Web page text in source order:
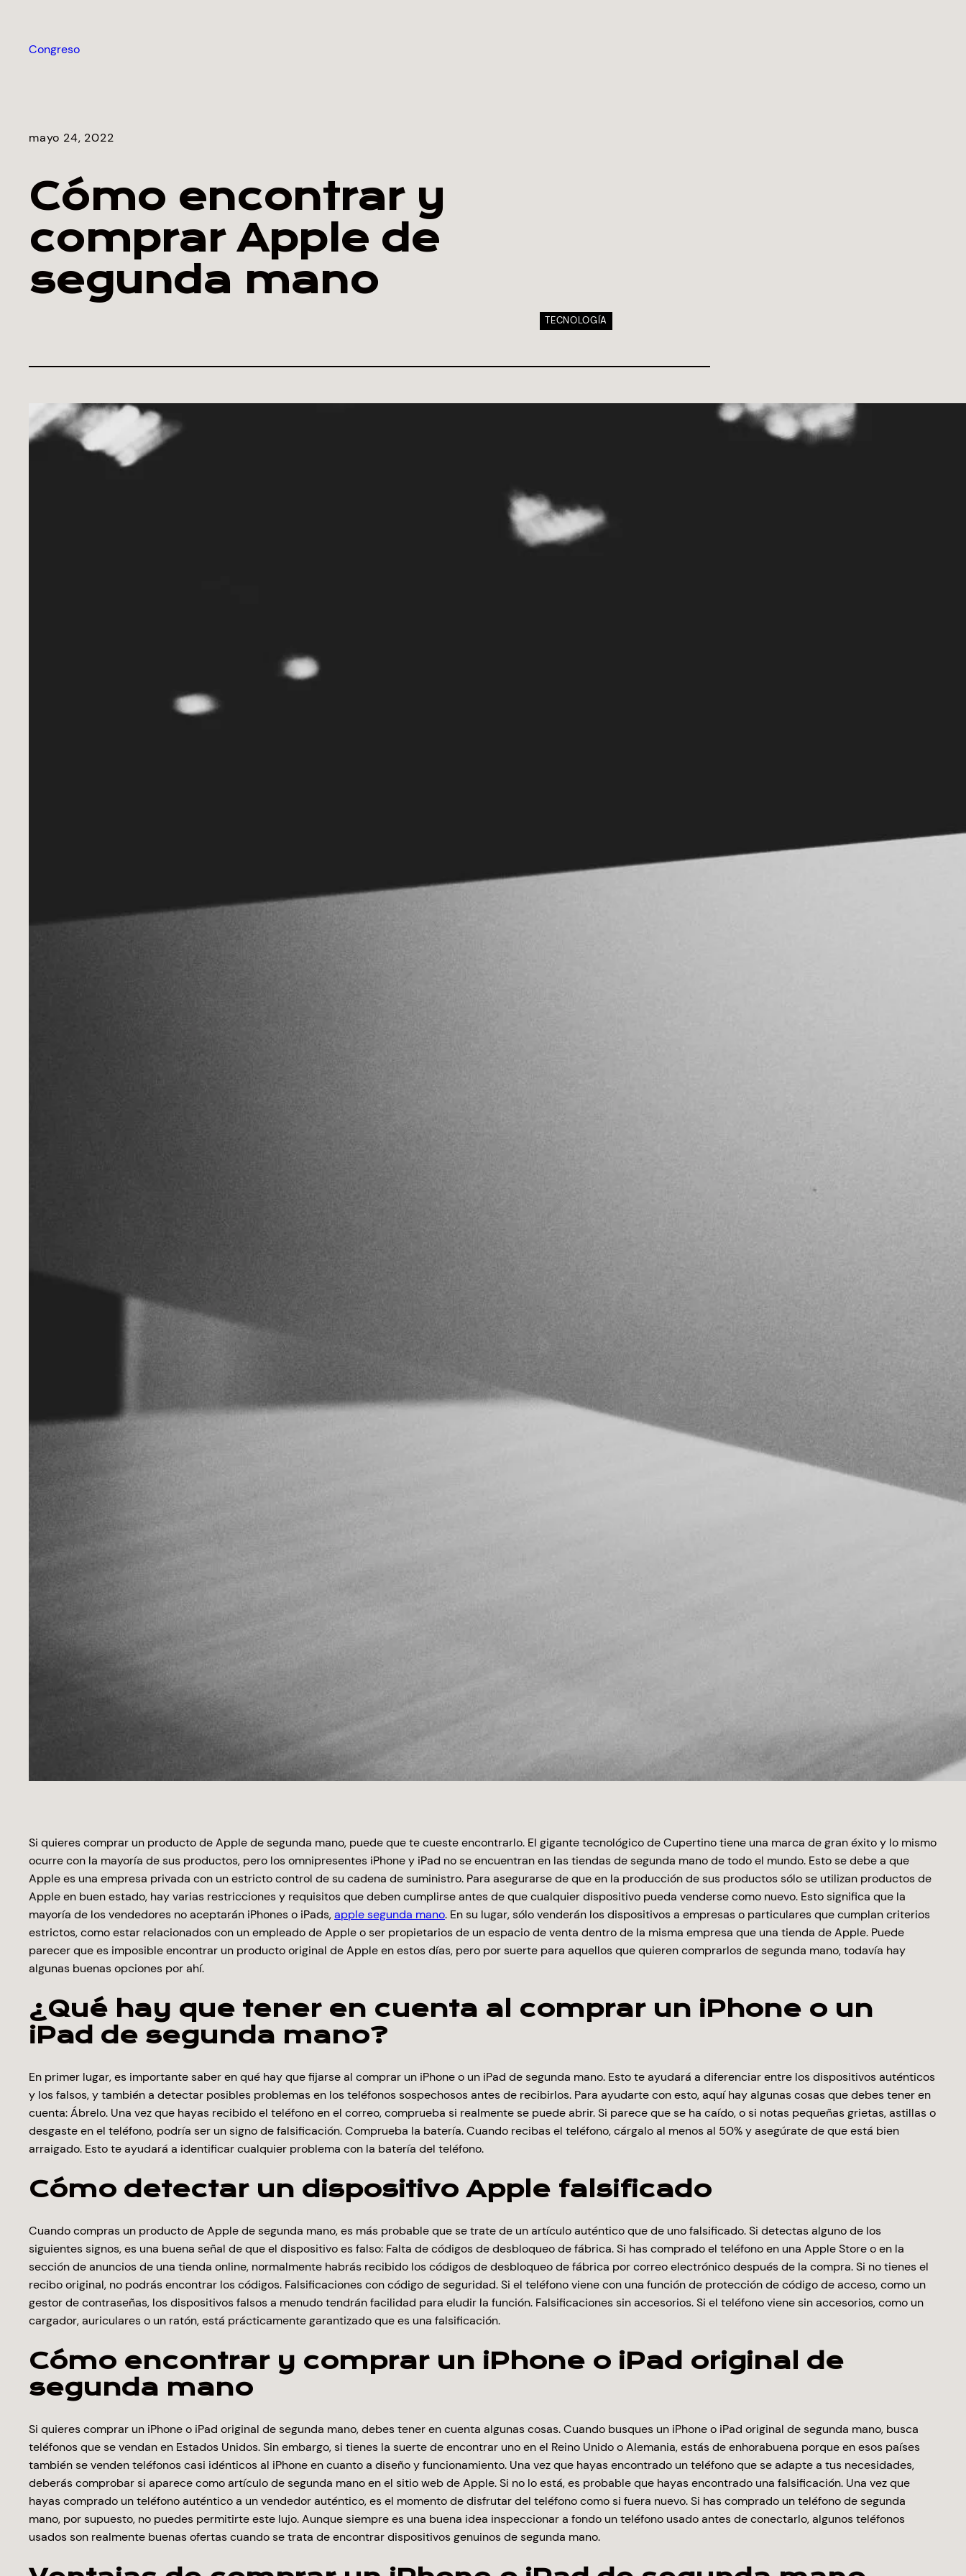
contenido
Congreso
mayo 24, 2022
Cómo encontrar y
comprar Apple de
segunda mano
TECNOLOGÍA
Si quieres comprar un producto de Apple de segunda mano, puede que te cueste encontrarlo. El gigante tecnológico de Cupertino tiene una marca de gran éxito y lo mismo
ocurre con la mayoría de sus productos, pero los omnipresentes iPhone y iPad no se encuentran en las tiendas de segunda mano de todo el mundo. Esto se debe a que
Apple es una empresa privada con un estricto control de su cadena de suministro. Para asegurarse de que en la producción de sus productos sólo se utilizan productos de
Apple en buen estado, hay varias restricciones y requisitos que deben cumplirse antes de que cualquier dispositivo pueda venderse como nuevo. Esto significa que la
mayoría de los vendedores no aceptarán iPhones o iPads,apple segunda mano. En su lugar, sólo venderán los dispositivos a empresas o particulares que cumplan criterios
estrictos, como estar relacionados con un empleado de Apple o ser propietarios de un espacio de venta dentro de la misma empresa que una tienda de Apple. Puede
parecer que es imposible encontrar un producto original de Apple en estos días, pero por suerte para aquellos que quieren comprarlos de segunda mano, todavía hay
algunas buenas opciones por ahí.
¿Qué hay que tener en cuenta al comprar un iPhone o un
iPad de segunda mano?
En primer lugar, es importante saber en qué hay que fijarse al comprar un iPhone o un iPad de segunda mano. Esto te ayudará a diferenciar entre los dispositivos auténticos
y los falsos, y también a detectar posibles problemas en los teléfonos sospechosos antes de recibirlos. Para ayudarte con esto, aquí hay algunas cosas que debes tener en
cuenta: Ábrelo. Una vez que hayas recibido el teléfono en el correo, comprueba si realmente se puede abrir. Si parece que se ha caído, o si notas pequeñas grietas, astillas o
desgaste en el teléfono, podría ser un signo de falsificación. Comprueba la batería. Cuando recibas el teléfono, cárgalo al menos al 50% y asegúrate de que está bien
arraigado. Esto te ayudará a identificar cualquier problema con la batería del teléfono.
Cómo detectar un dispositivo Apple falsificado
Cuando compras un producto de Apple de segunda mano, es más probable que se trate de un artículo auténtico que de uno falsificado. Si detectas alguno de los
siguientes signos, es una buena señal de que el dispositivo es falso: Falta de códigos de desbloqueo de fábrica. Si has comprado el teléfono en una Apple Store o en la
sección de anuncios de una tienda online, normalmente habrás recibido los códigos de desbloqueo de fábrica por correo electrónico después de la compra. Si no tienes el
recibo original, no podrás encontrar los códigos. Falsificaciones con código de seguridad. Si el teléfono viene con una función de protección de código de acceso, como un
gestor de contraseñas, los dispositivos falsos a menudo tendrán facilidad para eludir la función. Falsificaciones sin accesorios. Si el teléfono viene sin accesorios, como un
cargador, auriculares o un ratón, está prácticamente garantizado que es una falsificación.
Cómo encontrar y comprar un iPhone o iPad original de
segunda mano
Si quieres comprar un iPhone o iPad original de segunda mano, debes tener en cuenta algunas cosas. Cuando busques un iPhone o iPad original de segunda mano, busca
teléfonos que se vendan en Estados Unidos. Sin embargo, si tienes la suerte de encontrar uno en el Reino Unido o Alemania, estás de enhorabuena porque en esos países
también se venden teléfonos casi idénticos al iPhone en cuanto a diseño y funcionamiento. Una vez que hayas encontrado un teléfono que se adapte a tus necesidades,
deberás comprobar si aparece como artículo de segunda mano en el sitio web de Apple. Si no lo está, es probable que hayas encontrado una falsificación. Una vez que
hayas comprado un teléfono auténtico a un vendedor auténtico, es el momento de disfrutar del teléfono como si fuera nuevo. Si has comprado un teléfono de segunda
mano, por supuesto, no puedes permitirte este lujo. Aunque siempre es una buena idea inspeccionar a fondo un teléfono usado antes de conectarlo, algunos teléfonos
usados son realmente buenas ofertas cuando se trata de encontrar dispositivos genuinos de segunda mano.